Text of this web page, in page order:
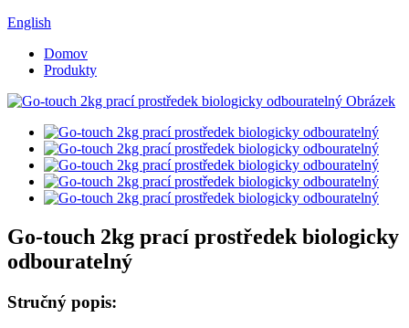
English
Domov
Produkty
Go-touch 2kg prací prostředek biologicky
odbouratelný
Stručný popis: